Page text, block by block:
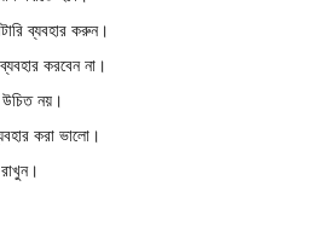
ব্যবহার করুন।
করবেন না।
উচিত নয়।
করা ভালো।